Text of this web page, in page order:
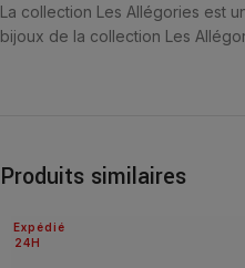
La collection Les Allégories est
bijoux de la collection Les
Produits similaires
24H
Expédié